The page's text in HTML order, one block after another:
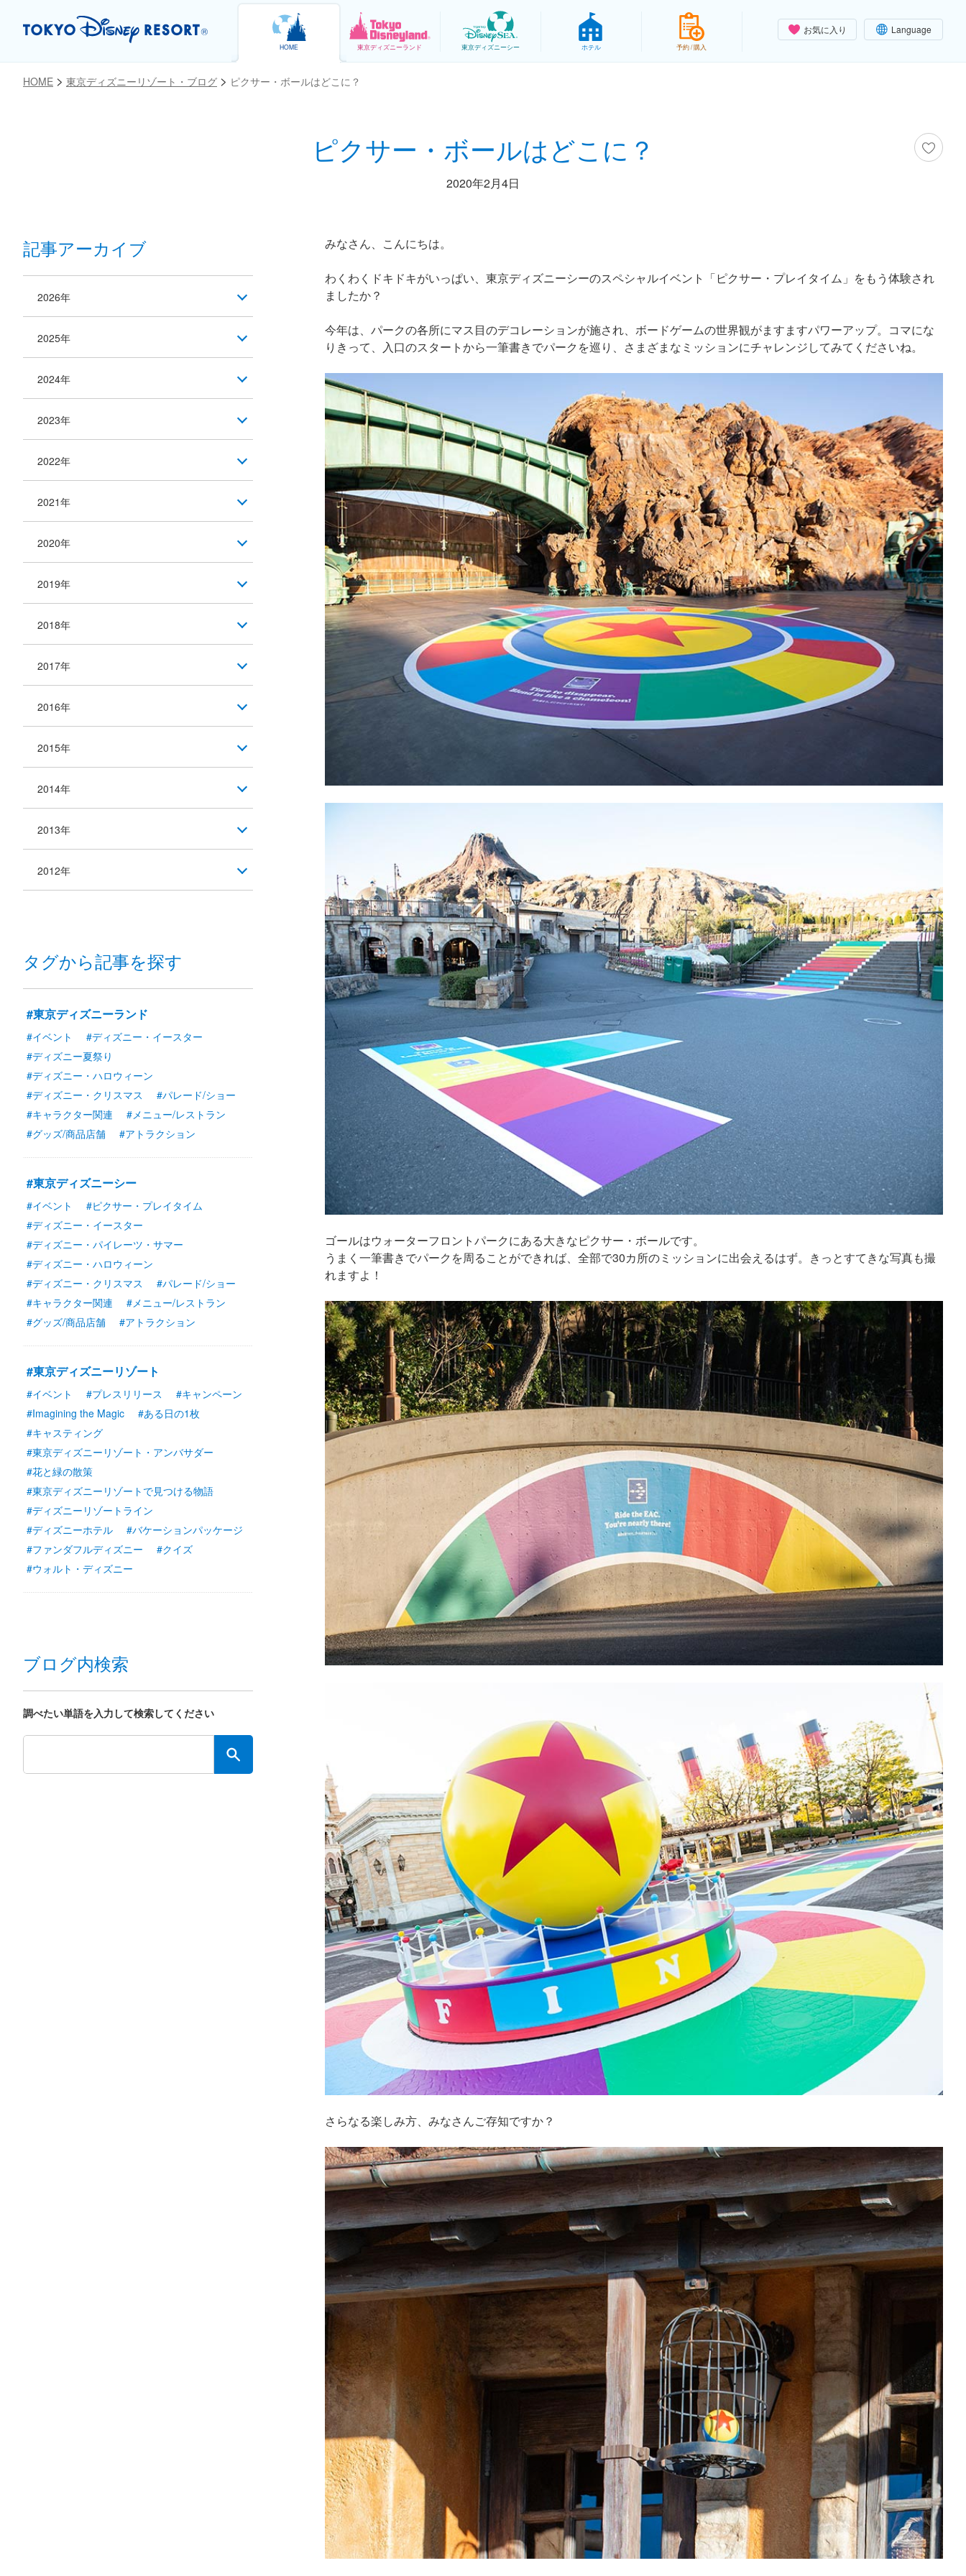
お気に入り Language
HOME 東京ディズニーランド 東京ディズニーシー ホテル 予約 / 購入
HOME 東京ディズニーリゾート・ブログ ピクサー・ボールはどこに？
ピクサー・ボールはどこに？
2020年2月4日
みなさん、こんにちは。
わくわくドキドキがいっぱい、東京ディズニーシーのスペシャルイベント「ピクサー・プレイタイム」をもう体験され
ましたか？
今年は、パークの各所にマス目のデコレーションが施され、ボードゲームの世界観がますますパワーアップ。コマにな
りきって、入口のスタートから一筆書きでパークを巡り、さまざまなミッションにチャレンジしてみてくださいね。
ゴールはウォーターフロントパークにある大きなピクサー・ボールです。
うまく一筆書きでパークを周ることができれば、全部で30カ所のミッションに出会えるはず。きっとすてきな写真も撮
れますよ！
さらなる楽しみ方、みなさんご存知ですか？
記事アーカイブ
2026年
2025年
2024年
2023年
2022年
2021年
2020年
2019年
2018年
2017年
2016年
2015年
2014年
2013年
2012年
タグから記事を探す
#東京ディズニーランド
#イベント
#ディズニー・イースター
#ディズニー夏祭り
#ディズニー・ハロウィーン
#ディズニー・クリスマス
#パレード/ショー
#キャラクター関連
#メニュー/レストラン
#グッズ/商品店舗
#アトラクション
#東京ディズニーシー
#イベント
#ピクサー・プレイタイム
#ディズニー・イースター
#ディズニー・パイレーツ・サマー
#ディズニー・ハロウィーン
#ディズニー・クリスマス
#パレード/ショー
#キャラクター関連
#メニュー/レストラン
#グッズ/商品店舗
#アトラクション
#東京ディズニーリゾート
#イベント #プレスリリース
#キャンペーン
#Imagining the Magic
#ある日の1枚
#キャスティング
#東京ディズニーリゾート・アンバサダー
#花と緑の散策
#東京ディズニーリゾートで見つける物語
#ディズニーリゾートライン
#ディズニーホテル
#バケーションパッケージ
#ファンダフルディズニー
#クイズ
#ウォルト・ディズニー
ブログ内検索
調べたい単語を入力して検索してください